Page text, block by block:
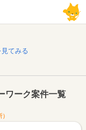
てみる
ワーク案件一覧